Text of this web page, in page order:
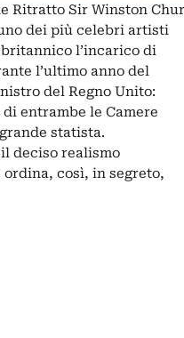
Ritratto Sir Winston
dei più celebri artisti
l’incarico di
l’ultimo anno del
del Regno Unito:
entrambe le Camere
statista.
deciso realismo
ordina, così, in segreto,